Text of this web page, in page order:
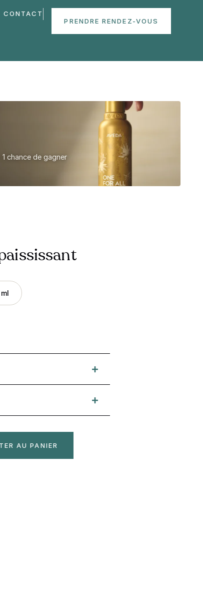
CONTACT
PRENDRE RENDEZ-VOUS
1 chance de gagner
AU PANIER